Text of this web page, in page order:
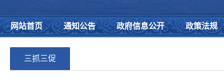
网站首页 通知公告 政府信息公开 政策法规
三抓三促